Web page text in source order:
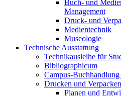
Buch- und
Management
Druck- und
Medientechnik
Museologie
Technische Ausstattung
Technikausleihe für
Bibliographicum
Campus-
Drucken und Verpacken
Planen und